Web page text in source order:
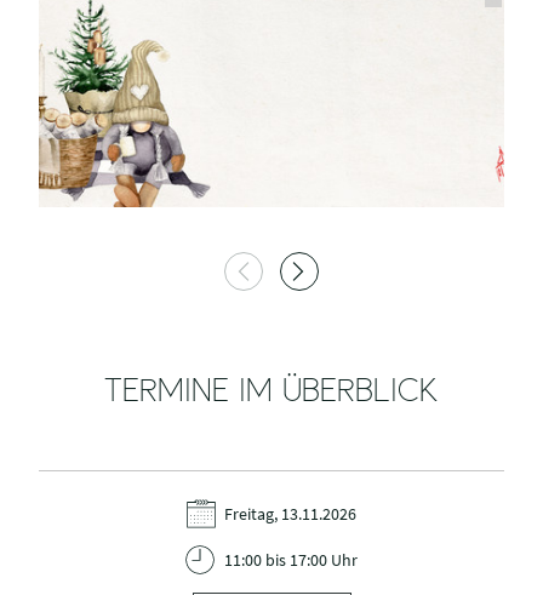
TERMINE IM ÜBERBLICK
Freitag, 13.11.2026
11:00 bis 17:00 Uhr